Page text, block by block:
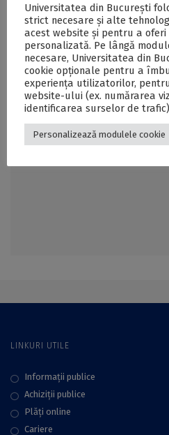
LINKURI UTILE
Informații publice
Achiziții publice
Plăţi online
Cariere
Universitatea din București
strict necesare și alte
acest website și pentru a
personalizată. Pe lângă
necesare, Universitatea din
cookie opționale pentru a
experiența utilizatorilor,
website-ului (ex. numărarea
identificarea surselor de
Personalizează modulele cookie